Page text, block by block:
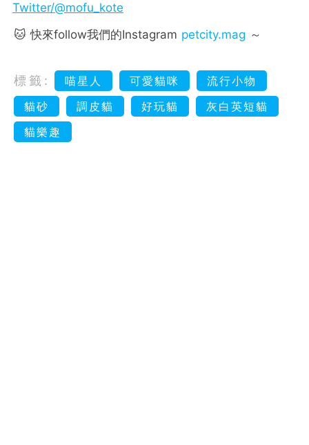
Twitter/@mofu_kote
🐱 快來follow我們的Instagram petcity.mag ～
標籤: 喵星人 可愛貓咪
流行小物
貓砂
調皮貓 好玩貓
灰白英短貓
貓樂趣